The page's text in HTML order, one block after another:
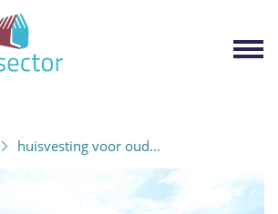
huisvesting voor oud…